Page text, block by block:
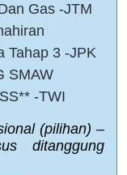
Gas -JTM
Tahap 3 -JPK
SMAW
-TWI
(pilihan) –
ditanggung